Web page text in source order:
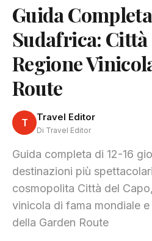
Guida
Sudafrica: Città
Regione
Route
T Travel Editor
Di Travel Editor
Guida completa di 12-16
destinazioni più
cosmopolita Città del
vinicola di fama mondiale
della Garden Route